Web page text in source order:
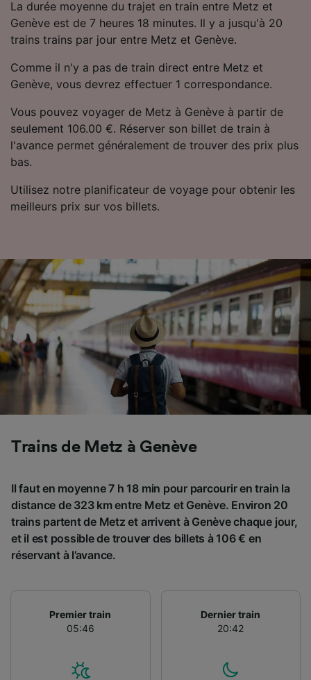
La durée moyenne du trajet en train entre Metz et
Genève est de 7 heures 18 minutes. Il y a jusqu'à 20
trains trains par jour entre Metz et Genève.
Comme il n'y a pas de train direct entre Metz et
Genève, vous devrez effectuer 1 correspondance.
Vous pouvez voyager de Metz à Genève à partir de
seulement 106.00 €. Réserver son billet de train à
l'avance permet généralement de trouver des prix plus
bas.
Utilisez notre planificateur de voyage pour obtenir les
meilleurs prix sur vos billets.
Trains de Metz à Genève
Il faut en moyenne 7 h 18 min pour parcourir en train la
distance de 323 km entre Metz et Genève. Environ 20
trains partent de Metz et arrivent à Genève chaque jour,
et il est possible de trouver des billets à 106 € en
réservant à l’avance.
Premier train
05:46
Dernier train
20:42
précises. Analyser activement les
caractéristiques de l’appareil pour
l’identification. Stocker et/ou accéder à des
informations sur un appareil. Publicités et
contenu personnalisés, mesure de
performance des publicités et du contenu,
études d’audience et développement de
Liste de nos partenaires (fournisseurs)